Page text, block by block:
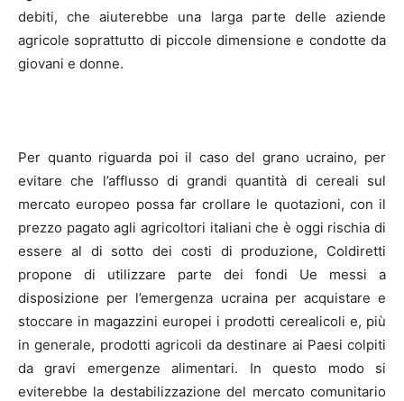
debiti, che aiuterebbe una larga parte delle aziende
agricole soprattutto di piccole dimensione e condotte da
giovani e donne.
Per quanto riguarda poi il caso del grano ucraino, per
evitare che l’afflusso di grandi quantità di cereali sul
mercato europeo possa far crollare le quotazioni, con il
prezzo pagato agli agricoltori italiani che è oggi rischia di
essere al di sotto dei costi di produzione, Coldiretti
propone di utilizzare parte dei fondi Ue messi a
disposizione per l’emergenza ucraina per acquistare e
stoccare in magazzini europei i prodotti cerealicoli e, più
in generale, prodotti agricoli da destinare ai Paesi colpiti
da gravi emergenze alimentari. In questo modo si
eviterebbe la destabilizzazione del mercato comunitario